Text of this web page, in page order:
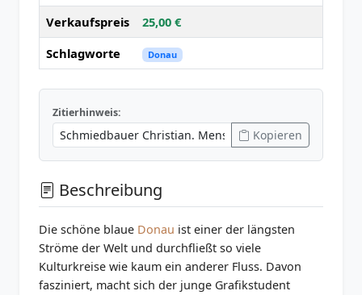
Verkaufspreis
25,00 €
Schlagworte
Donau
Zitierhinweis:
Kopieren
Beschreibung
Die schöne blaue Donau ist einer der längsten
Ströme der Welt und durchfließt so viele
Kulturkreise wie kaum ein anderer Fluss. Davon
fasziniert, macht sich der junge Grafikstudent